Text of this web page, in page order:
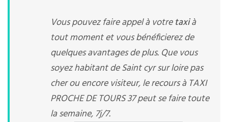
Vous pouvez faire appel à votretaxià
tout moment et vous bénéficierez de
quelques avantages de plus. Que vous
soyez habitant de Saint cyr sur loire pas
cher ou encore visiteur, le recours à TAXI
PROCHE DE TOURS 37 peut se faire toute
la semaine, 7j/7.